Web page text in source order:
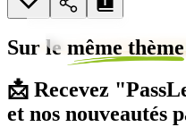
Sur le même thème
📩 Recevez
et nos nouveautés